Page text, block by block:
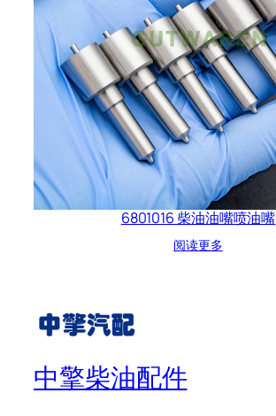
6801016 柴油油嘴喷油嘴
阅读更多
中擎柴油配件